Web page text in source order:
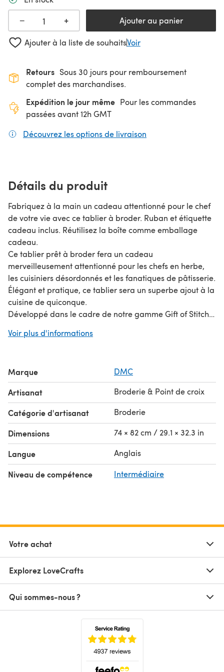
− + Ajouter au panier
Ajouter à la liste de souhaitsVoir
Retours Sous 30 jours pour remboursement
complet des marchandises.
Expédition le jour même Pour les commandes
passées avant 12h GMT
Découvrez les options de livraison
Détails du produit
Fabriquez à la main un cadeau attentionné pour le chef
de votre vie avec ce tablier à broder. Ruban et étiquette
cadeau inclus. Réutilisez la boîte comme emballage
cadeau.
Ce tablier prêt à broder fera un cadeau
merveilleusement attentionné pour les chefs en herbe,
les cuisiniers désordonnés et les fanatiques de pâtisserie.
Élégant et pratique, ce tablier sera un superbe ajout à la
cuisine de quiconque.
Développé dans le cadre de notre gamme Gift of Stitch,
offrir. Pour le rendre encore plus spécial, personnalisez-
votre design personnalisé. Y compris 10 nuances colorées
de Mouliné Spécial, une aiguille et des instructions étape
par étape. Il y a même une étiquette cadeau à broder
incluse, donc même l'emballage est pris en charge. Pour
compléter ce projet, vous utiliserez les points suivants :
- Point arrière
- Ponto pé de flor
- Point de satin
- Point de remplissage long et court
- Nœud français
Voir plus d'informations
Marque DMC
Artisanat Broderie & Point de croix
Catégorie d'artisanat Broderie
Dimensions 74 × 82 cm / 29.1 × 32.3 in
Langue Anglais
Niveau de compétence Intermédiaire
Votre achat
Explorez LoveCrafts
Qui sommes-nous ?